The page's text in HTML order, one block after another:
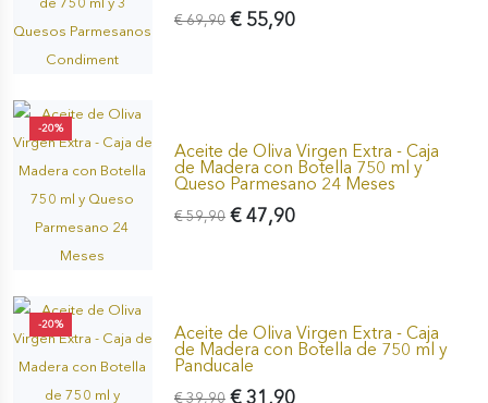
€ 55,90
€ 69,90
-20%
Aceite de Oliva Virgen Extra - Caja
de Madera con Botella 750 ml y
Queso Parmesano 24 Meses
€ 47,90
€ 59,90
-20% Aceite de Oliva Virgen Extra - Caja
de Madera con Botella de 750 ml y
Panducale
€ 31,90
€ 39,90